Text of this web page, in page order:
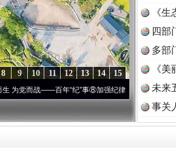
15
14
13
12
11
10
9
8
年“纪”事⑧加强纪律..·[视频]牢记初心使命 奋进复兴
《
读
四部
多部
《
未来
事关